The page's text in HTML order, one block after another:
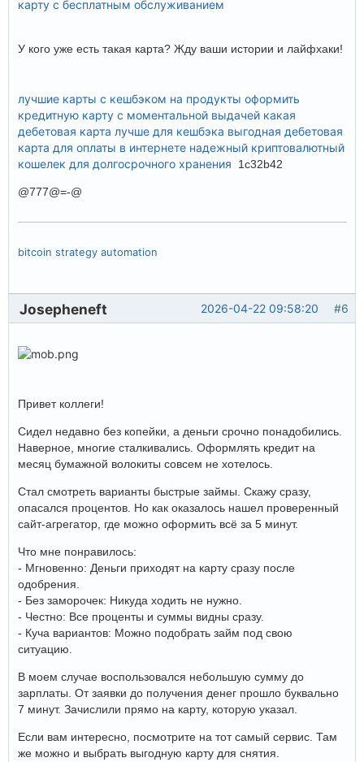
карту с бесплатным обслуживанием
У кого уже есть такая карта? Жду ваши истории и лайфхаки!
лучшие карты с кешбэком на продукты оформить
кредитную карту с моментальной выдачей какая
дебетовая карта лучше для кешбэка выгодная дебетовая
карта для оплаты в интернете надежный криптовалютный
кошелек для долгосрочного хранения 1c32b42
@777@=-@
bitcoin strategy automation
#6
2026-04-22 09:58:20
Josepheneft
Привет коллеги!
Сидел недавно без копейки, а деньги срочно понадобились.
Наверное, многие сталкивались. Оформлять кредит на
месяц бумажной волокиты совсем не хотелось.
Стал смотреть варианты быстрые займы. Скажу сразу,
опасался процентов. Но как оказалось нашел проверенный
сайт-агрегатор, где можно оформить всё за 5 минут.
Что мне понравилось:
- Мгновенно: Деньги приходят на карту сразу после
одобрения.
- Без заморочек: Никуда ходить не нужно.
- Честно: Все проценты и суммы видны сразу.
- Куча вариантов: Можно подобрать займ под свою
ситуацию.
В моем случае воспользовался небольшую сумму до
зарплаты. От заявки до получения денег прошло буквально
7 минут. Зачислили прямо на карту, которую указал.
Если вам интересно, посмотрите на тот самый сервис. Там
же можно и выбрать выгодную карту для снятия.